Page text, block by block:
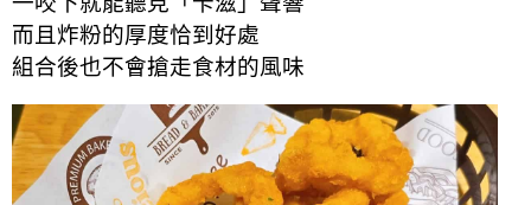
而且炸粉的厚度恰到好處
組合後也不會搶走食材的風味